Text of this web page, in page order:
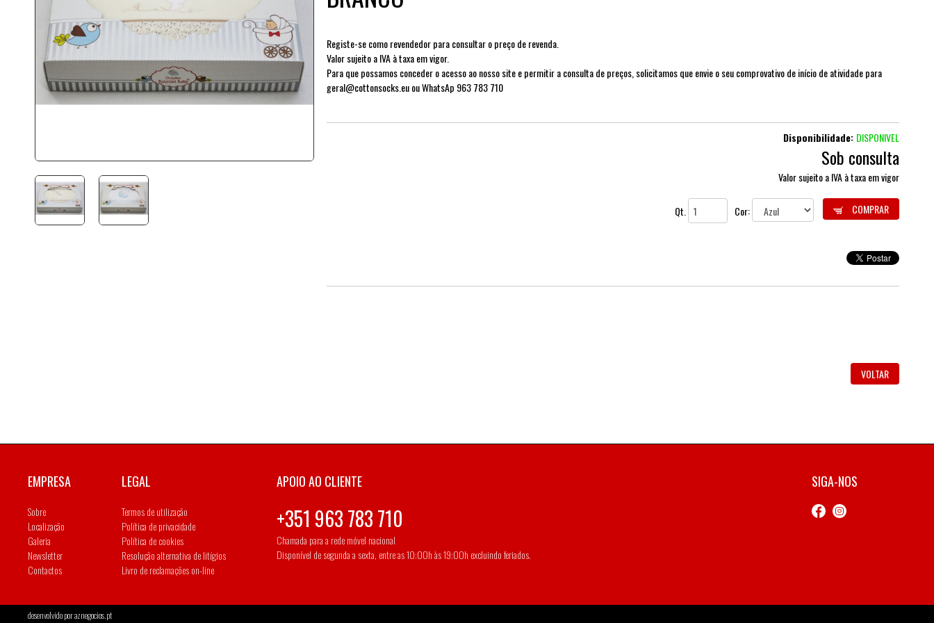
Registe-se como revendedor para consultar o preço de revenda.
Valor sujeito a IVA à taxa em vigor.
Para que possamos conceder o acesso ao nosso site e permitir a consulta de preços, solicitamos que envie o seu comprovativo de início de atividade para
geral@cottonsocks.eu ou WhatsAp 963 783 710
Disponibilidade: DISPONIVEL
Sob consulta
Valor sujeito a IVA à taxa em vigor
Qt. Cor: COMPRAR
VOLTAR
EMPRESA
Sobre
Localização
Galeria
Newsletter
Contactos
LEGAL
Termos de utilização
Política de privacidade
Política de cookies
Resolução alternativa de litígios
Livro de reclamações on-line
APOIO AO CLIENTE
+351 963 783 710
Chamada para a rede móvel nacional
Disponível de segunda a sexta, entre as 10:00h às 19:00h excluindo feriados.
SIGA-NOS
desenvolvido poraznegocios.pt